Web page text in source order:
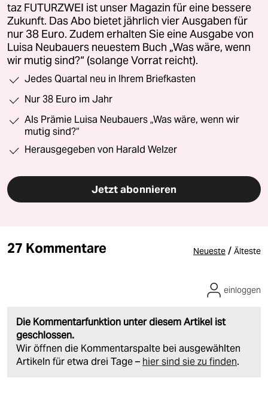
taz FUTURZWEI ist unser Magazin für eine bessere
Zukunft. Das Abo bietet jährlich vier Ausgaben für
nur 38 Euro. Zudem erhalten Sie eine Ausgabe von
Luisa Neubauers neuestem Buch „Was wäre, wenn
wir mutig sind?“ (solange Vorrat reicht).
Jedes Quartal neu in Ihrem Briefkasten
Nur 38 Euro im Jahr
Als Prämie Luisa Neubauers „Was wäre, wenn wir
mutig sind?“
Herausgegeben von Harald Welzer
Jetzt abonnieren
27 Kommentare Neueste / Älteste
Die Kommentarfunktion unter diesem Artikel ist
geschlossen.
Wir öffnen die Kommentarspalte bei ausgewählten
Artikeln für etwa drei Tage – hier sind sie zu finden.
einloggen